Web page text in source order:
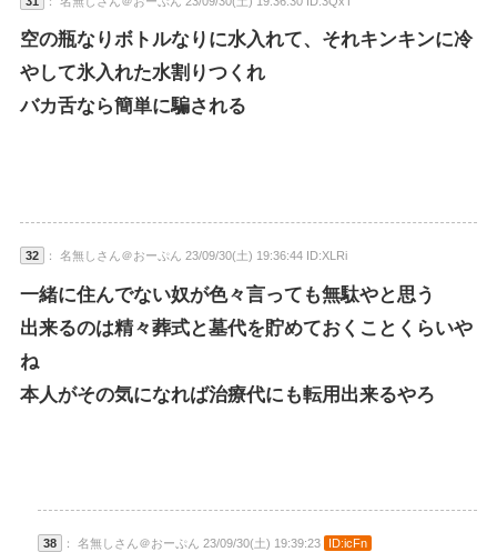
空の瓶なりボトルなりに水入れて、それキンキンに冷
やして氷入れた水割りつくれ
バカ舌なら簡単に騙される
32 ： 名無しさん＠おーぷん 23/09/30(土) 19:36:44 ID:XLRi
一緒に住んでない奴が色々言っても無駄やと思う
出来るのは精々葬式と墓代を貯めておくことくらいや
ね
本人がその気になれば治療代にも転用出来るやろ
38 ： 名無しさん＠おーぷん 23/09/30(土) 19:39:23 ID:icFn